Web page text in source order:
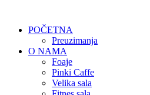
POČETNA
Preuzimanja
O NAMA
Foaje
Pinki Caffe
Velika sala